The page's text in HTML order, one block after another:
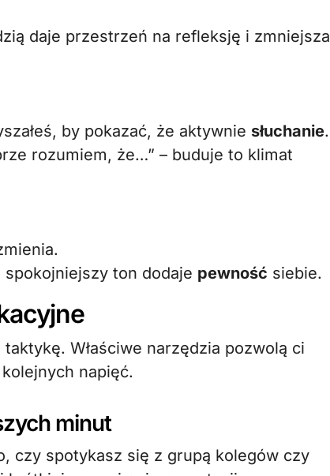
daje przestrzeń na refleksję i zmniejsza
by pokazać, że aktywnie słuchanie.
rozumiem, że…” – buduje to klimat
spokojniejszy ton dodaje pewność siebie.
Właściwe narzędzia pozwolą ci
napięć.
minut
czy spotykasz się z grupą kolegów czy